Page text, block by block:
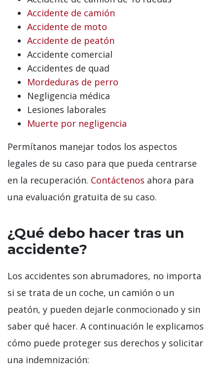
Accidente de camión
Accidente de moto
Accidente de peatón
Accidente comercial
Accidentes de quad
Mordeduras de perro
Negligencia médica
Lesiones laborales
Muerte por negligencia
Permítanos manejar todos los aspectos
legales de su caso para que pueda centrarse
en la recuperación. Contáctenos ahora para
una evaluación gratuita de su caso.
¿Qué debo hacer tras un
accidente?
Los accidentes son abrumadores, no importa
si se trata de un coche, un camión o un
peatón, y pueden dejarle conmocionado y sin
saber qué hacer. A continuación le explicamos
cómo puede proteger sus derechos y solicitar
una indemnización: